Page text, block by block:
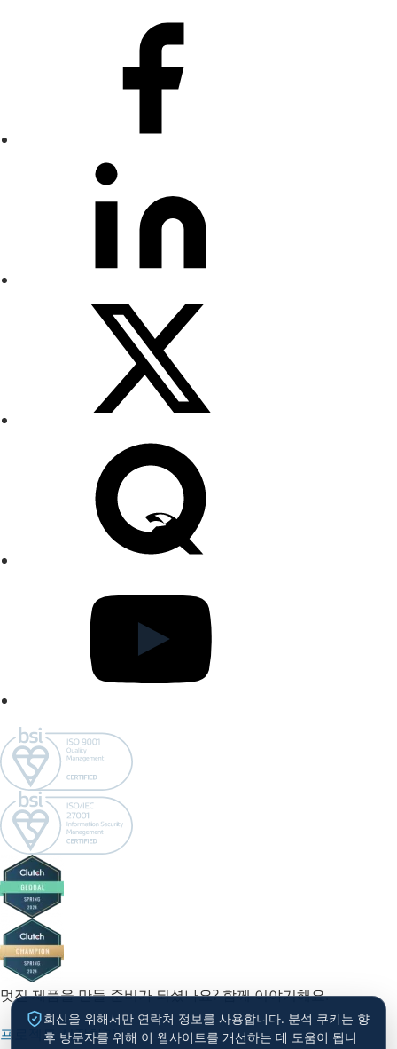
멋진 제품을 만들 준비가 되셨나요? 함께 이야기해요.
프로젝트 시작하기 →
회신을 위해서만 연락처 정보를 사용합니다. 분석 쿠키는 향
후 방문자를 위해 이 웹사이트를 개선하는 데 도움이 됩니